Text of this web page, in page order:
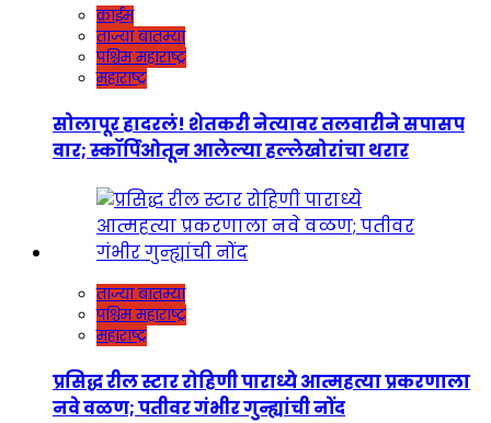
क्राईम
ताज्या बातम्या
पश्चिम महाराष्ट्र
महाराष्ट्र
सोलापूर हादरलं! शेतकरी नेत्यावर तलवारीने सपासप
वार; स्कॉर्पिओतून आलेल्या हल्लेखोरांचा थरार
ताज्या बातम्या
पश्चिम महाराष्ट्र
महाराष्ट्र
प्रसिद्ध रील स्टार रोहिणी पाराध्ये आत्महत्या प्रकरणाला
नवे वळण; पतीवर गंभीर गुन्ह्यांची नोंद